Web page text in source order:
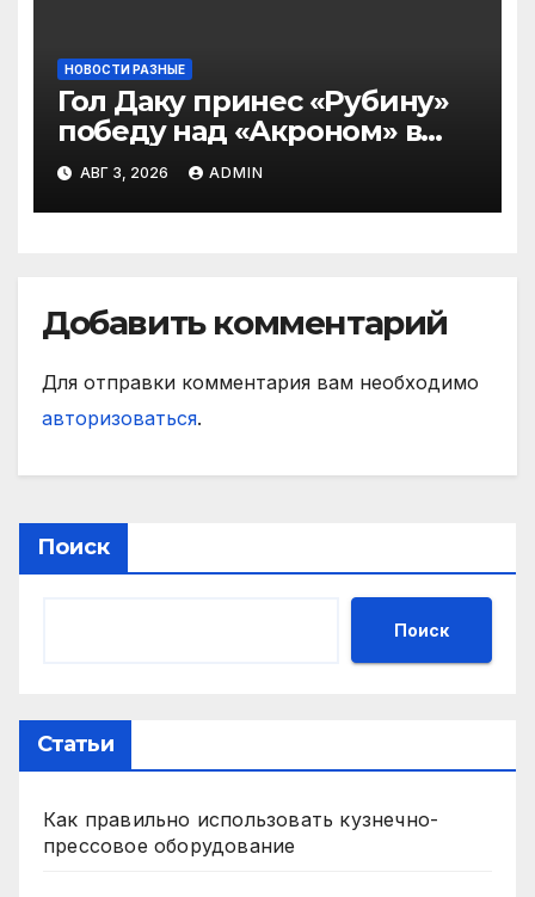
НОВОСТИ РАЗНЫЕ
Гол Даку принес «Рубину»
победу над «Акроном» в
матче РПЛ
АВГ 3, 2026 ADMIN
Добавить комментарий
Для отправки комментария вам необходимо
авторизоваться.
Поиск
Поиск
Статьи
Как правильно использовать кузнечно-
прессовое оборудование